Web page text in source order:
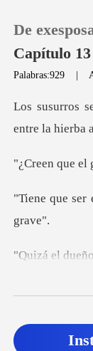
De
Capítulo
Palabras:929 |